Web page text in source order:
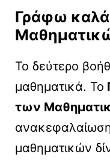
Γράφω
Το δεύτερο
μαθηματικά. Το
των
μαθηματικών